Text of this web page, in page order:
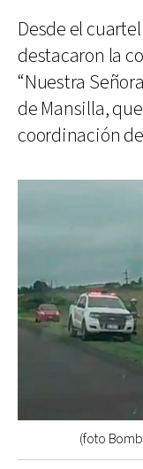
Desde el
destacaron la
“Nuestra
de Mansilla,
coordinación
(foto